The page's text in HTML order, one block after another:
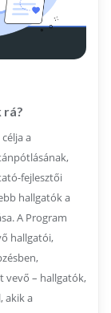
rá?
a
fejlesztői
hallgatók a
A Program
hallgatói,
vevő – hallgatók,
akik a